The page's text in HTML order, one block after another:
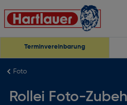
Terminvereinbarung
Foto
Rollei Foto-